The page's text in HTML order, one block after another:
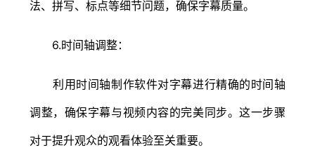
法、拼写、标点等细节问题，确保字幕质量。
6.时间轴调整：
利用时间轴制作软件对字幕进行精确的时间轴
调整，确保字幕与视频内容的完美同步。这一步骤
对于提升观众的观看体验至关重要。